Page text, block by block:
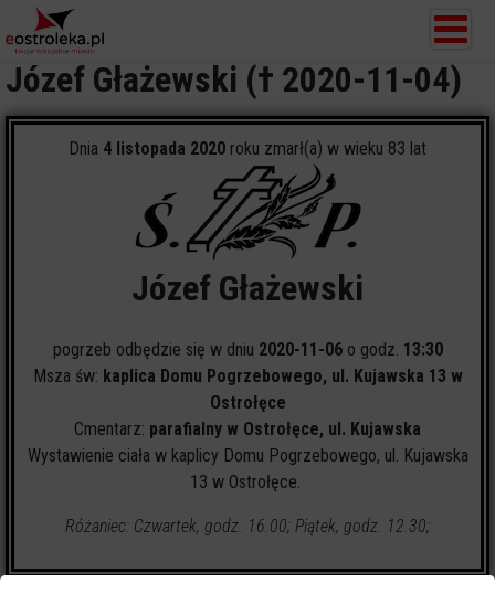
Józef Głażewski († 2020-11-04)
Dnia 4 listopada 2020 roku zmarł(a) w wieku 83 lat
Józef Głażewski
pogrzeb odbędzie się w dniu 2020-11-06o godz. 13:30
Msza św: kaplica Domu Pogrzebowego, ul. Kujawska 13 w
Ostrołęce
Cmentarz: parafialny w Ostrołęce, ul. Kujawska
Wystawienie ciała w kaplicy Domu Pogrzebowego, ul. Kujawska
13 w Ostrołęce.
Różaniec: Czwartek, godz. 16.00; Piątek, godz. 12.30;